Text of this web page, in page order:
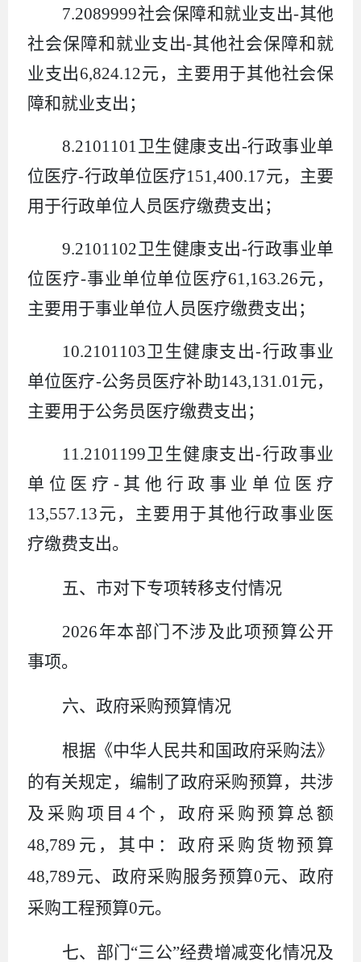
7.2089999社会保障和就业支出-其他
社会保障和就业支出-其他社会保障和就
业支出6,824.12元，主要用于其他社会保
障和就业支出；
8.2101101 卫生健康支出-行政事业单
位医疗-行政单位医疗151,400.17元，主要
用于行政单位人员医疗缴费支出；
9.2101102卫生健康支出-行政事业单
位医疗-事业单位单位医疗61,163.26元，
主要用于事业单位人员医疗缴费支出；
10.2101103卫生健康支出-行政事业
单位医疗-公务员医疗补助143,131.01 元，
主要用于公务员医疗缴费支出；
11.2101199卫生健康支出-行政事业
单位医疗 -其他行政事业单位医疗
13,557.13元，主要用于其他行政事业医
疗缴费支出。
五、市对下专项转移支付情况
2026年本部门不涉及此项预算公开
事项。
六、政府采购预算情况
根据《中华人民共和国政府采购法》
的有关规定，编制了政府采购预算，共涉
及采购项目 4 个，政府采购预算总额
48,789 元 ，其中：政府采购货物预算
48,789元、政府采购服务预算0元、政府
采购工程预算0元。
七、部门“三公”经费增减变化情况及